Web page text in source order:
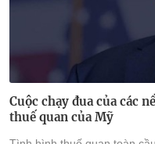
Cuộc chạy đua của các
thuế quan của Mỹ